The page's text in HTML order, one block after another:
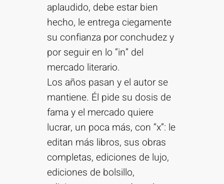
aplaudido, debe estar bien
hecho, le entrega ciegamente
su confianza por conchudez y
por seguir en lo “in” del
mercado literario.
Los años pasan y el autor se
mantiene. Él pide su dosis de
fama y el mercado quiere
lucrar, un poca más, con “x”: le
editan más libros, sus obras
completas, ediciones de lujo,
ediciones de bolsillo,